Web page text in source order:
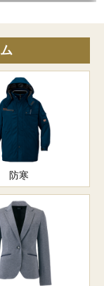
防寒